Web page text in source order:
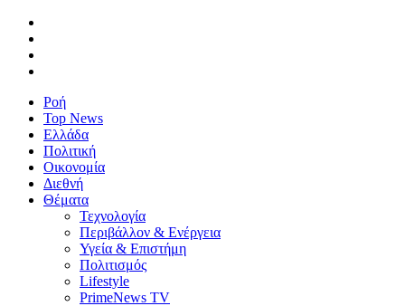
Ροή
Top News
Ελλάδα
Πολιτική
Οικονομία
Διεθνή
Θέματα
Τεχνολογία
Περιβάλλον & Ενέργεια
Υγεία & Επιστήμη
Πολιτισμός
Lifestyle
PrimeNews TV